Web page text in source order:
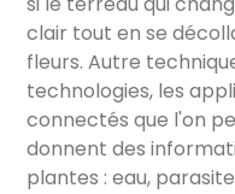
clair tout en se
fleurs. Autre
technologies, les
connectés que l'on
donnent des
plantes : eau,